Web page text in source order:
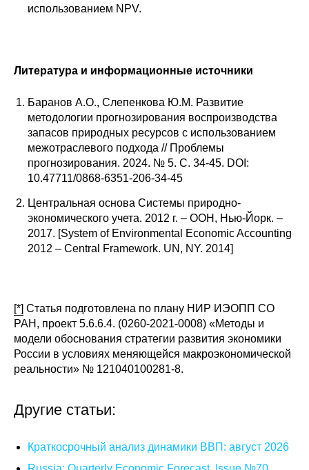
использованием NPV.
Литература и информационные источники
Баранов А.О., Слепенкова Ю.М. Развитие
методологии прогнозирования воспроизводства
запасов природных ресурсов с использованием
межотраслевого подхода // Проблемы
прогнозирования. 2024. № 5. С. 34-45. DOI:
10.47711/0868-6351-206-34-45
Центральная основа Системы природно-
экономического учета. 2012 г. – ООН, Нью-Йорк. –
2017. [System of Environmental Economic Accounting
2012 – Central Framework. UN, NY. 2014]
[*] Статья подготовлена по плану НИР ИЭОПП СО
РАН, проект 5.6.6.4. (0260-2021-0008) «Методы и
модели обоснования стратегии развития экономики
России в условиях меняющейся макроэкономической
реальности» № 121040100281-8.
Другие статьи:
Краткосрочный анализ динамики ВВП: август 2026